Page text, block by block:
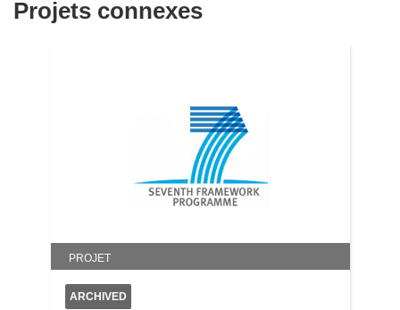
Projets connexes
PROJET
ARCHIVED